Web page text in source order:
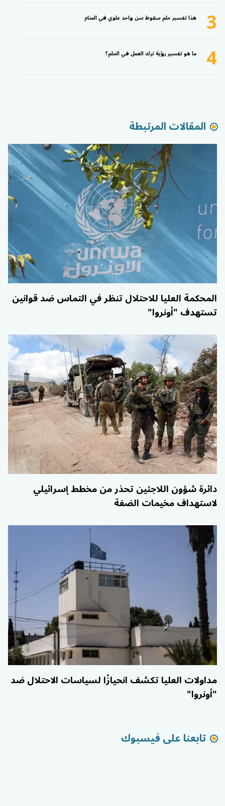
3
هذا تفسير حلم سقوط سن واحد علوي في المنام
4 ما هو تفسير رؤية ترك العمل في الحلم؟
المقالات المرتبطة
المحكمة العليا للاحتلال تنظر في التماس ضد قوانين
تستهدف "أونروا"
دائرة شؤون اللاجئين تحذر من مخطط إسرائيلي
لاستهداف مخيمات الضفة
مداولات العليا تكشف انحيازًا لسياسات الاحتلال ضد
"أونروا"
تابعنا على فيسبوك